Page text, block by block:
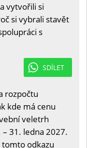
vytvořili si
si vybrali stavět
s
SDÍLET
rozpočtu
kde má cenu
veletrh
31. ledna 2027.
tomto odkazu